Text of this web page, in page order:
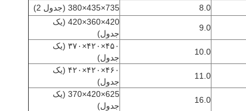
8.0 735×435×380 (جدول 2)
9.0
420×360×420 (یک
جدول)
10.0
۴۵۰×۴۲۰×۳۷۰ (یک
جدول)
11.0
۴۶۰×۴۲۰×۴۲۰ (یک
جدول)
16.0
625×420×370 (یک
جدول)